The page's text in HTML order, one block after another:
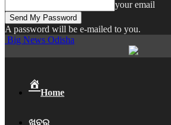
your email
A password will be e-mailed to you.
Big News Odisha
Home
ଖବର